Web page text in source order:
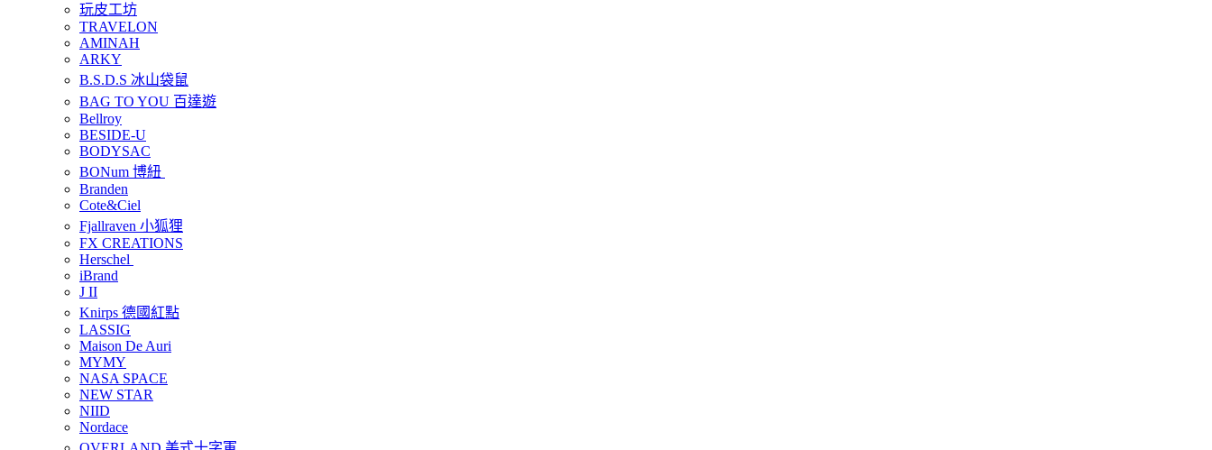
玩皮工坊
TRAVELON
AMINAH
ARKY
B.S.D.S 冰山袋鼠
BAG TO YOU 百達遊
Bellroy
BESIDE-U
BODYSAC
BONum 博紐
Branden
Cote&Ciel
Fjallraven 小狐狸
FX CREATIONS
Herschel
iBrand
J II
Knirps 德國紅點
LASSIG
Maison De Auri
MYMY
NASA SPACE
NEW STAR
NIID
Nordace